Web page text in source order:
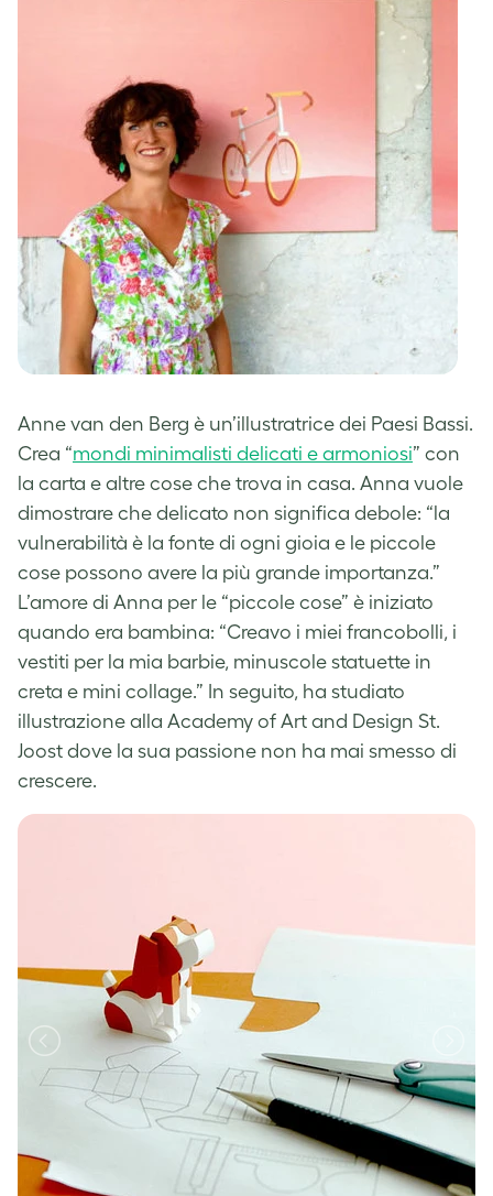
Anne van den Berg è un’illustratrice dei Paesi Bassi.
Crea “mondi minimalisti delicati e armoniosi” con
la carta e altre cose che trova in casa. Anna vuole
dimostrare che delicato non significa debole: “la
vulnerabilità è la fonte di ogni gioia e le piccole
cose possono avere la più grande importanza.”
L’amore di Anna per le “piccole cose” è iniziato
quando era bambina: “Creavo i miei francobolli, i
vestiti per la mia barbie, minuscole statuette in
creta e mini collage.” In seguito, ha studiato
illustrazione alla Academy of Art and Design St.
Joost dove la sua passione non ha mai smesso di
crescere.